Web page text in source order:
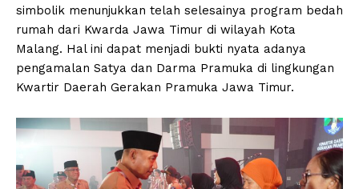
simbolik menunjukkan telah selesainya program bedah
rumah dari Kwarda Jawa Timur di wilayah Kota
Malang. Hal ini dapat menjadi bukti nyata adanya
pengamalan Satya dan Darma Pramuka di lingkungan
Kwartir Daerah Gerakan Pramuka Jawa Timur.